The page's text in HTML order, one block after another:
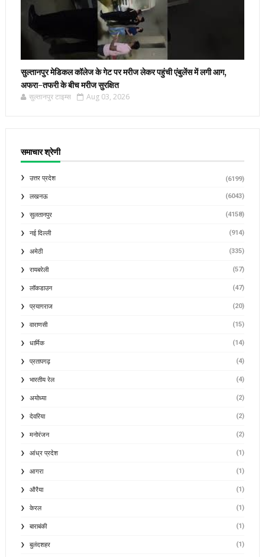
सुल्तानपुर मेडिकल कॉलेज के गेट पर मरीज लेकर पहुंची एंबुलेंस में लगी आग,
अफरा-तफरी के बीच मरीज सुरक्षित
सुल्तानपुर टाइम्स Aug 03, 2026
समाचार श्रेणी
उत्तर प्रदेश (6199)
लखनऊ (6043)
सुलतानपुर (4158)
नई दिल्ली (914)
अमेठी (335)
रायबरेली (57)
लॉकडाउन (47)
प्रयागराज (20)
वाराणसी (15)
धार्मिक (14)
प्रतापगढ़ (4)
भारतीय रेल (4)
अयोध्या (2)
देवरिया (2)
मनोरंजन (2)
आंध्र प्रदेश (1)
आगरा (1)
औरैया (1)
केरल (1)
बाराबंकी (1)
बुलंदशहर (1)